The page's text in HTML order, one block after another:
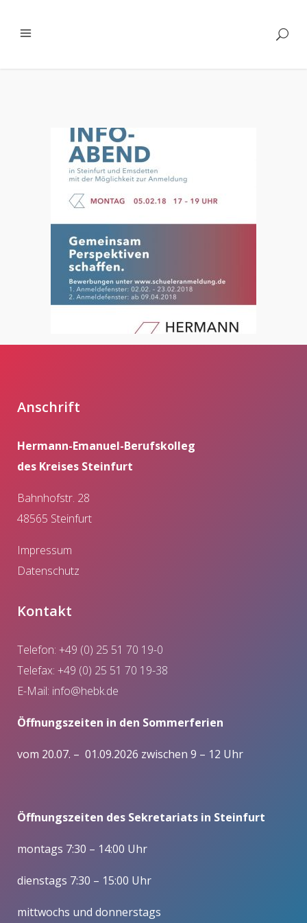
Anschrift
Hermann-Emanuel-Berufskolleg
des Kreises Steinfurt
Bahnhofstr. 28
48565 Steinfurt
Impressum
Datenschutz
Kontakt
Telefon: +49 (0) 25 51 70 19-0
Telefax: +49 (0) 25 51 70 19-38
E-Mail: info@hebk.de
Öffnungszeiten in den Sommerferien
vom 20.07. – 01.09.2026 zwischen 9 – 12 Uhr
Öffnungszeiten des Sekretariats in Steinfurt
montags 7:30 – 14:00 Uhr
dienstags 7:30 – 15:00 Uhr
mittwochs und donnerstags